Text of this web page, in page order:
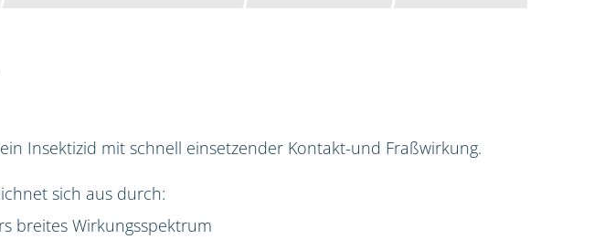
Insektizid mit schnell einsetzender Kontakt-und Fraßwirkung.
sich aus durch:
breites Wirkungsspektrum